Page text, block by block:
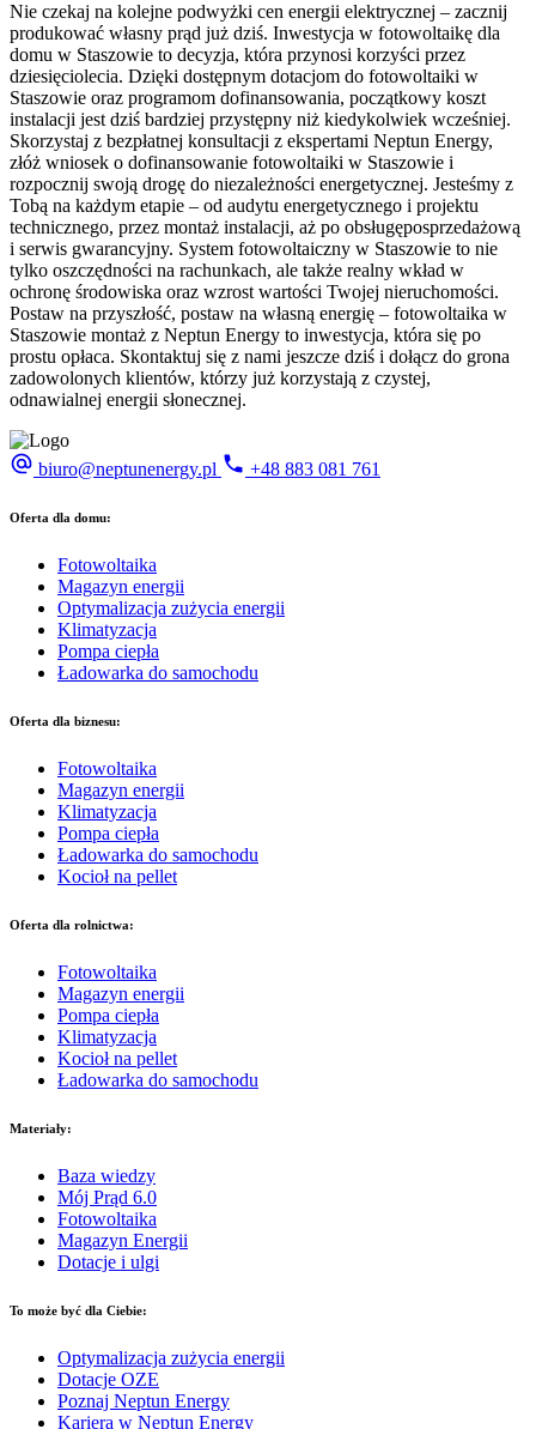
Nie czekaj na kolejne podwyżki cen energii elektrycznej – zacznij
produkować własny prąd już dziś. Inwestycja w fotowoltaikę dla
domu w Staszowie to decyzja, która przynosi korzyści przez
dziesięciolecia. Dzięki dostępnym dotacjom do fotowoltaiki w
Staszowie oraz programom dofinansowania, początkowy koszt
instalacji jest dziś bardziej przystępny niż kiedykolwiek wcześniej.
Skorzystaj z bezpłatnej konsultacji z ekspertami Neptun Energy,
złóż wniosek o dofinansowanie fotowoltaiki w Staszowie i
rozpocznij swoją drogę do niezależności energetycznej. Jesteśmy z
Tobą na każdym etapie – od audytu energetycznego i projektu
technicznego, przez montaż instalacji, aż po obsługęposprzedażową
i serwis gwarancyjny. System fotowoltaiczny w Staszowie to nie
tylko oszczędności na rachunkach, ale także realny wkład w
ochronę środowiska oraz wzrost wartości Twojej nieruchomości.
Postaw na przyszłość, postaw na własną energię – fotowoltaika w
Staszowie montaż z Neptun Energy to inwestycja, która się po
prostu opłaca. Skontaktuj się z nami jeszcze dziś i dołącz do grona
zadowolonych klientów, którzy już korzystają z czystej,
odnawialnej energii słonecznej.
biuro@neptunenergy.pl +48 883 081 761
Oferta dla domu:
Fotowoltaika
Magazyn energii
Optymalizacja zużycia energii
Klimatyzacja
Pompa ciepła
Ładowarka do samochodu
Oferta dla biznesu:
Fotowoltaika
Magazyn energii
Klimatyzacja
Pompa ciepła
Ładowarka do samochodu
Kocioł na pellet
Oferta dla rolnictwa:
Fotowoltaika
Magazyn energii
Pompa ciepła
Klimatyzacja
Kocioł na pellet
Ładowarka do samochodu
Materiały:
Baza wiedzy
Mój Prąd 6.0
Fotowoltaika
Magazyn Energii
Dotacje i ulgi
To może być dla Ciebie:
Optymalizacja zużycia energii
Dotacje OZE
Poznaj Neptun Energy
Kariera w Neptun Energy